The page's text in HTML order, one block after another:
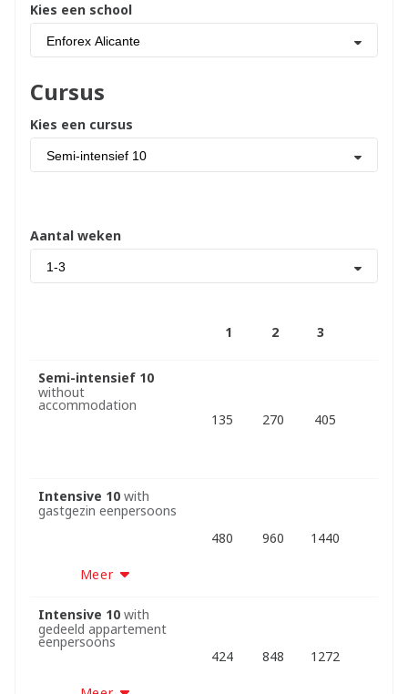
Kies een school
Enforex Alicante
Cursus
Kies een cursus
Semi-intensief 10
Aantal weken
1-3
Semi-intensief 10
without
accommodation
Intensive 10with
gastgezin eenpersoons
Meer
Intensive 10with
gedeeld appartement
eenpersoons
1 2 3
135 270 405
480 960 1440
424 848 1272